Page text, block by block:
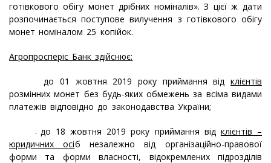
готівкового обігу монет дрібних номіналів». З цієї ж дати
розпочинається поступове вилучення з готівкового обігу
монет номіналом 25 копійок.
Агропросперіс Банк здійснює:
до 01 жовтня 2019 року приймання від клієнтів
розмінних монет без будь-яких обмежень за всіма видами
платежів відповідно до законодавства України;
до 18 жовтня 2019 року приймання від клієнтів –
юридичних осіб незалежно від організаційно-правової
форми та форми власності, відокремлених підрозділів